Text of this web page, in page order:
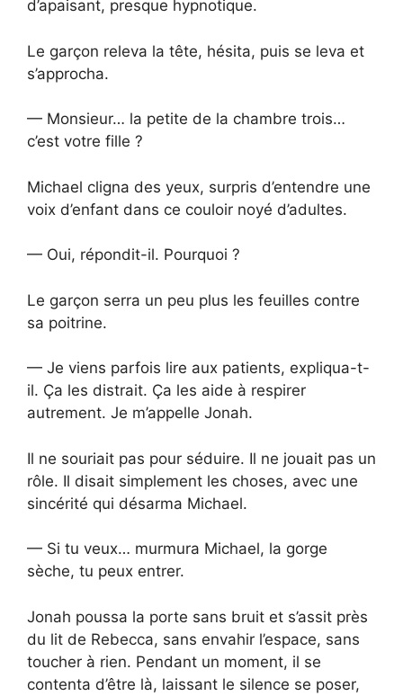
d’apaisant, presque hypnotique.
Le garçon releva la tête, hésita, puis se leva et
s’approcha.
— Monsieur… la petite de la chambre trois…
c’est votre fille ?
Michael cligna des yeux, surpris d’entendre une
voix d’enfant dans ce couloir noyé d’adultes.
— Oui, répondit-il. Pourquoi ?
Le garçon serra un peu plus les feuilles contre
sa poitrine.
— Je viens parfois lire aux patients, expliqua-t-
il. Ça les distrait. Ça les aide à respirer
autrement. Je m’appelle Jonah.
Il ne souriait pas pour séduire. Il ne jouait pas un
rôle. Il disait simplement les choses, avec une
sincérité qui désarma Michael.
— Si tu veux… murmura Michael, la gorge
sèche, tu peux entrer.
Jonah poussa la porte sans bruit et s’assit près
du lit de Rebecca, sans envahir l’espace, sans
toucher à rien. Pendant un moment, il se
contenta d’être là, laissant le silence se poser,